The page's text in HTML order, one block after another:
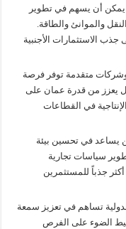
يمكن أن يسهم في تطوير
والموانئ والطاقة.
الاستثمارات الأجنبية
متقدمة توفر فرصة
يعزز من قدرة عمان على
في القطاعات
يساعد في تحسين بيئة
سياسات تجارية
جذباً للمستثمرين
تساهم في تعزيز سمعة
الضوء على الفرص